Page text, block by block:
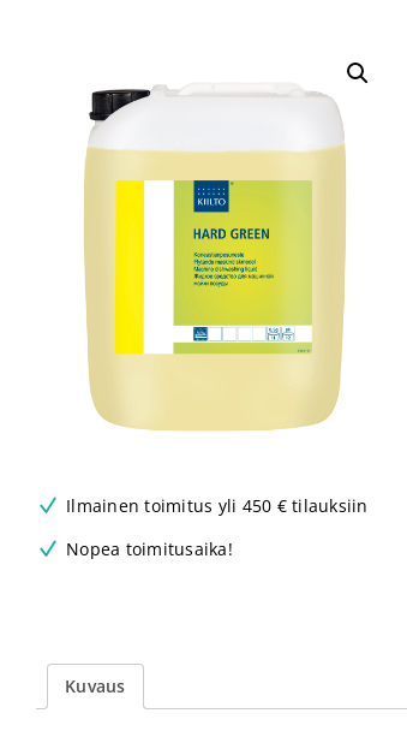
Ilmainen toimitus yli 450 € tilauksiin
Nopea toimitusaika!
Kuvaus